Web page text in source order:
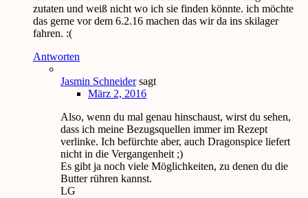
zutaten und weiß nicht wo ich sie finden könnte. ich möchte
das gerne vor dem 6.2.16 machen das wir da ins skilager
fahren. :(
Antworten
Jasmin Schneider sagt
März 2, 2016
Also, wenn du mal genau hinschaust, wirst du sehen,
dass ich meine Bezugsquellen immer im Rezept
verlinke. Ich befürchte aber, auch Dragonspice liefert
nicht in die Vergangenheit ;)
Es gibt ja noch viele Möglichkeiten, zu denen du die
Butter rühren kannst.
LG